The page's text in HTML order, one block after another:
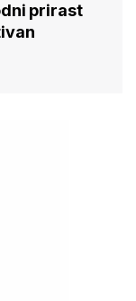
prirast